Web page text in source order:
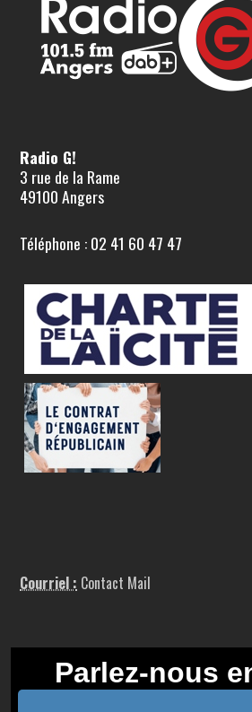
Radio G!
3 rue de la Rame
49100 Angers
Téléphone : 02 41 60 47 47
Courriel : Contact Mail